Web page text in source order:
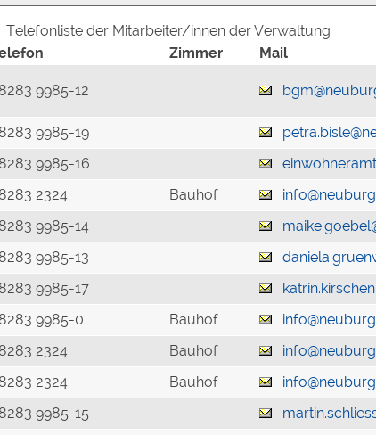
Telefonliste der Mitarbeiter/innen der Verwaltung
Zimmer
Mail
9985-12
9985-19
9985-16
2324 Bauhof
9985-14
9985-13
9985-17
9985-0 Bauhof
2324 Bauhof
2324 Bauhof
9985-15